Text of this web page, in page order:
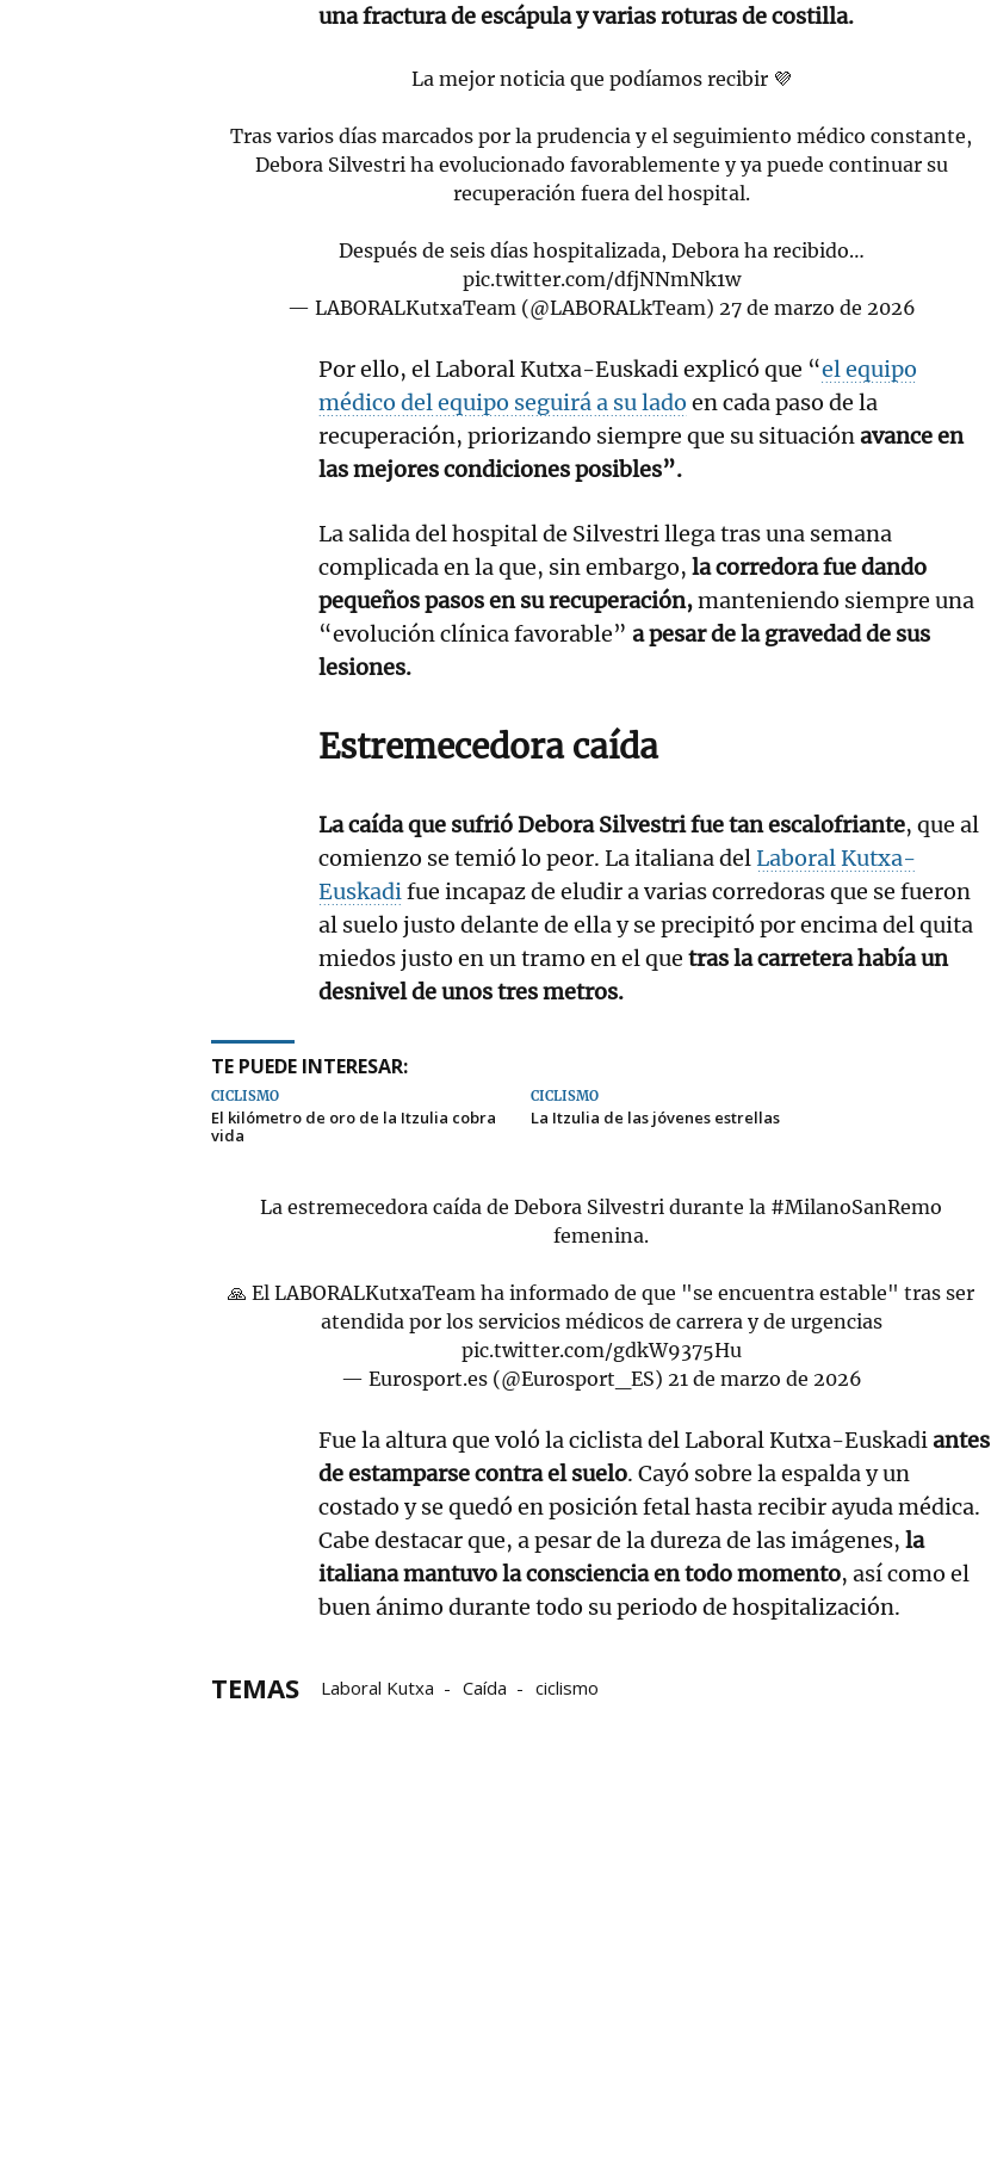
una fractura de escápula y varias roturas de costilla.
La mejor noticia que podíamos recibir 💜
Tras varios días marcados por la prudencia y el seguimiento médico constante,
Debora Silvestri ha evolucionado favorablemente y ya puede continuar su
recuperación fuera del hospital.
Después de seis días hospitalizada, Debora ha recibido…
pic.twitter.com/dfjNNmNk1w
— LABORALKutxaTeam (@LABORALkTeam) 27 de marzo de 2026
Por ello, el Laboral Kutxa-Euskadi explicó que “el equipo
médico del equipo seguirá a su lado en cada paso de la
recuperación, priorizando siempre que su situaciónavance en
las mejores condiciones posibles”.
La salida del hospital de Silvestri llega tras una semana
complicada en la que, sin embargo, la corredora fue dando
pequeños pasos en su recuperación,manteniendo siempre una
“evolución clínica favorable” a pesar de la gravedad de sus
lesiones.
Estremecedora caída
La caída que sufrió Debora Silvestri fue tan escalofriante, que al
comienzo se temió lo peor. La italiana delLaboral Kutxa-
Euskadifue incapaz de eludir a varias corredoras que se fueron
al suelo justo delante de ella y se precipitó por encima del quita
miedos justo en un tramo en el que tras la carretera había un
desnivel de unos tres metros.
TE PUEDE INTERESAR:
CICLISMO
El kilómetro de oro de la Itzulia cobra
vida
CICLISMO
La Itzulia de las jóvenes estrellas
La estremecedora caída de Debora Silvestri durante la #MilanoSanRemo
femenina.
🙏 El LABORALKutxaTeam ha informado de que "se encuentra estable" tras ser
atendida por los servicios médicos de carrera y de urgencias
pic.twitter.com/gdkW9375Hu
— Eurosport.es (@Eurosport_ES) 21 de marzo de 2026
Fue la altura que voló la ciclista del Laboral Kutxa-Euskadiantes
de estamparse contra el suelo. Cayó sobre la espalda y un
costado y se quedó en posición fetal hasta recibir ayuda médica.
Cabe destacar que, a pesar de la dureza de las imágenes, la
italiana mantuvo la consciencia en todo momento, así como el
buen ánimo durante todo su periodo de hospitalización.
TEMAS Laboral Kutxa Caída ciclismo